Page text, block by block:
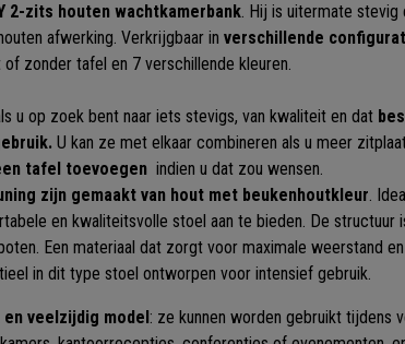
2-zits houten wachtkamerbank. Hij is uitermate
afwerking. Verkrijgbaar in verschillende
zonder tafel en 7 verschillende kleuren.
u op zoek bent naar iets stevigs, van kwaliteit en dat
U kan ze met elkaar combineren als u meer
tafel toevoegen indien u dat zou wensen.
zijn gemaakt van hout met beukenhoutkleur.
en kwaliteitsvolle stoel aan te bieden. De structuur
Een materiaal dat zorgt voor maximale weerstand en
in dit type stoel ontworpen voor intensief gebruik.
veelzijdig model: ze kunnen worden gebruikt tijdens